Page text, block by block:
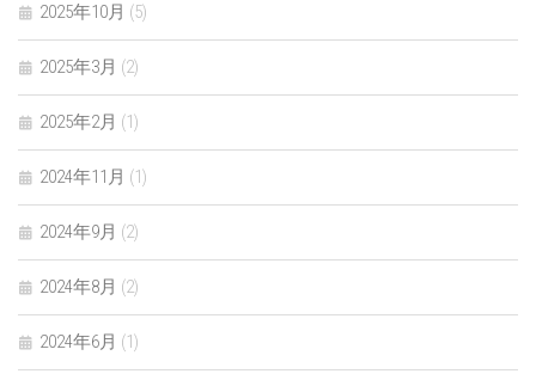
2025年10月 (5)
2025年3月 (2)
2025年2月 (1)
2024年11月 (1)
2024年9月 (2)
2024年8月 (2)
2024年6月 (1)